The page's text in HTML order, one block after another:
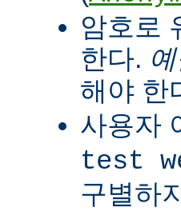
암호로
한다.
해야 한
사용자
test
구별하